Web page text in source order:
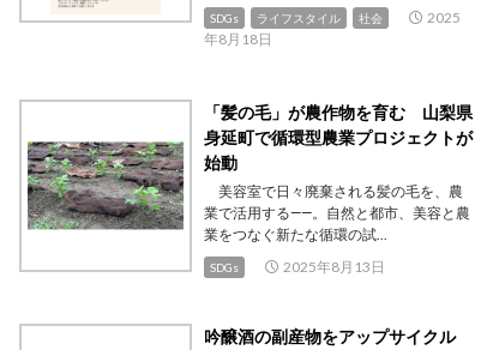
SDGs ライフスタイル 社会
2025
年8月18日
「髪の毛」が農作物を育む 山梨県
身延町で循環型農業プロジェクトが
始動
美容室で日々廃棄される髪の毛を、農
業で活用する――。自然と都市、美容と農
業をつなぐ新たな循環の試...
SDGs 2025年8月13日
吟醸酒の副産物をアップサイクル